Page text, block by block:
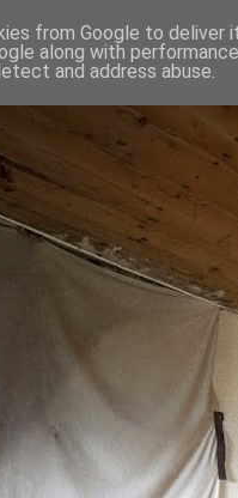
from Google to deliver
along with
and address abuse.